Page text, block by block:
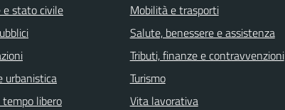
e stato civile
urbanistica
libero
Mobilità e trasporti
Salute, benessere e assistenza
Tributi, finanze e contravvenzioni
Turismo
Vita lavorativa